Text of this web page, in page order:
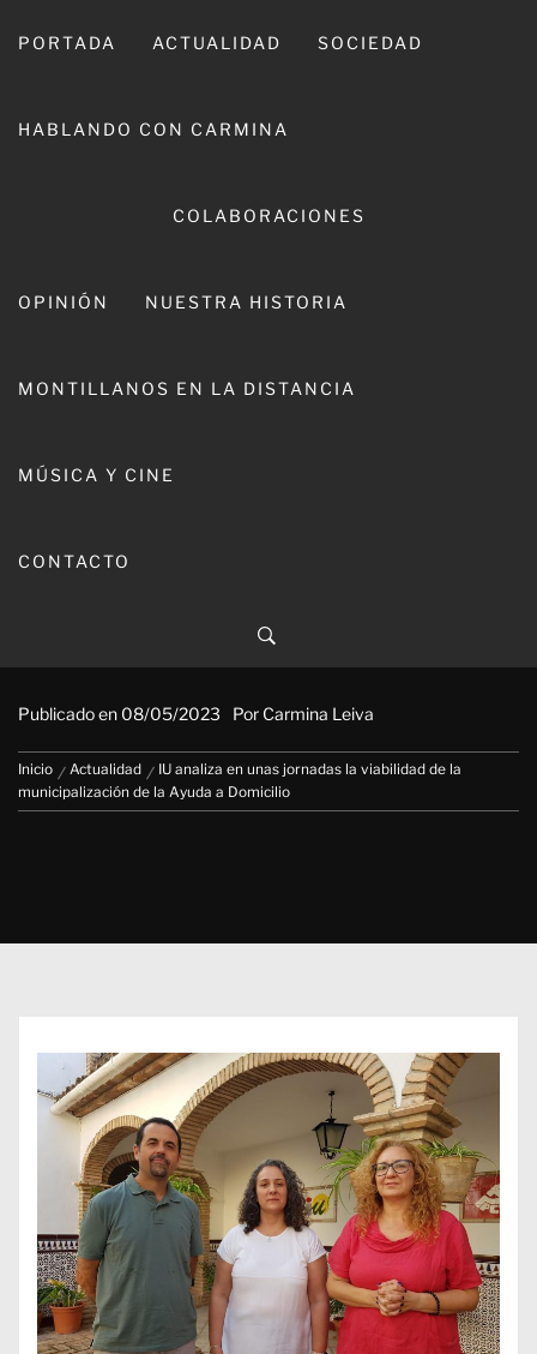
PORTADA ACTUALIDAD SOCIEDAD
HABLANDO CON CARMINA
COLABORACIONES
OPINIÓN NUESTRA HISTORIA
MONTILLANOS EN LA DISTANCIA
MÚSICA Y CINE
CONTACTO
de la Ayuda a Domicilio
Publicado en 08/05/2023 Por Carmina Leiva
Inicio Actualidad
IU analiza en unas jornadas la viabilidad de la
municipalización de la Ayuda a Domicilio